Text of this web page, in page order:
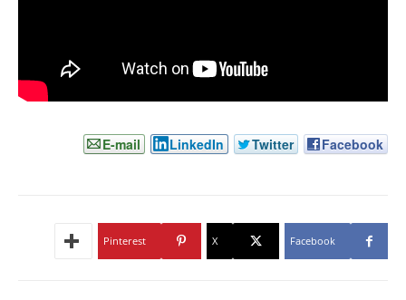
Facebook
Twitter
LinkedIn
E-mail
Facebook
X
Pinterest